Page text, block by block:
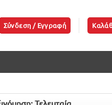
Σύνδεση / Εγγραφή